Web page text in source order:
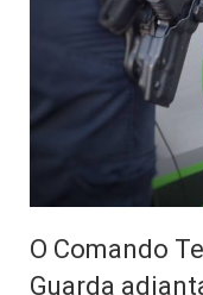
O Comando
Guarda